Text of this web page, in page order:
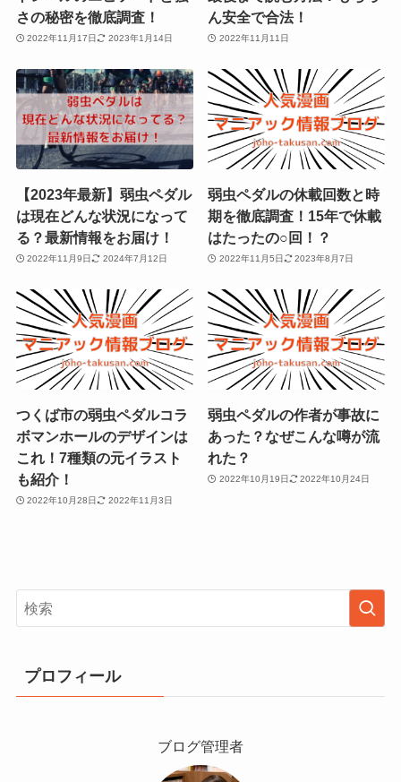
さの秘密を徹底調査！
2022年11月17日 2023年1月14日
ん安全で合法！
2022年11月11日
【2023年最新】弱虫ペダル
は現在どんな状況になって
る？最新情報をお届け！
2022年11月9日 2024年7月12日
弱虫ペダルの休載回数と時
期を徹底調査！15年で休載
はたったの○回！？
2022年11月5日 2023年8月7日
つくば市の弱虫ペダルコラ
ボマンホールのデザインは
これ！7種類の元イラスト
も紹介！
2022年10月28日 2022年11月3日
弱虫ペダルの作者が事故に
あった？なぜこんな噂が流
れた？
2022年10月19日 2022年10月24日
プロフィール
ブログ管理者